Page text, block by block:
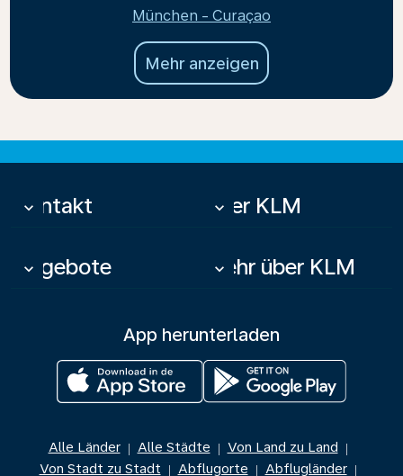
München - Curaçao
Mehr anzeigen
Kontakt
keyboard_arrow_down Über KLM
keyboard_arrow_down
Angebote
keyboard_arrow_down Mehr über KLM
keyboard_arrow_down
App herunterladen
Alle Länder | Alle Städte | Von Land zu Land |
Von Stadt zu Stadt | Abflugorte | Abflugländer |